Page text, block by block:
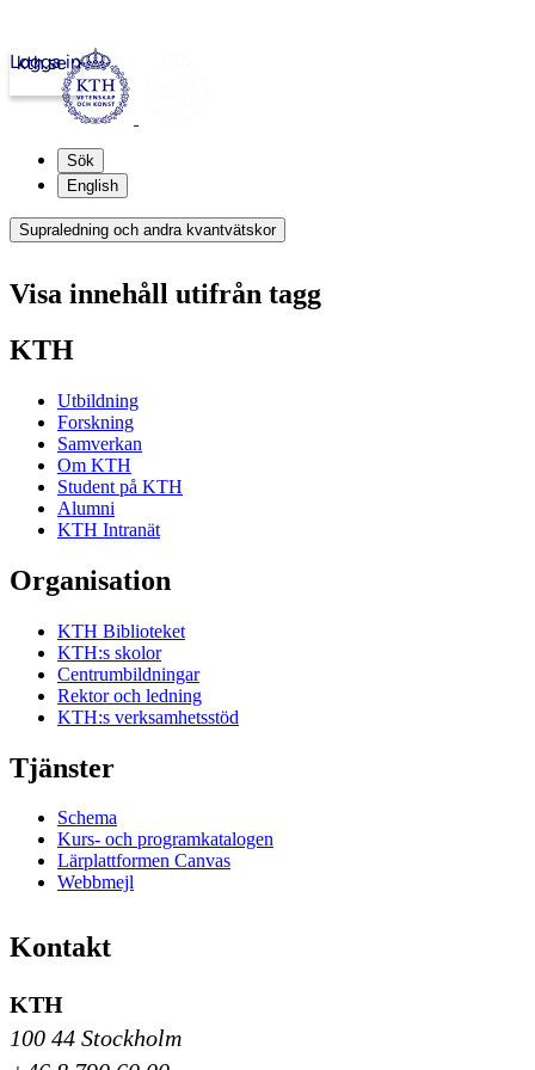
kth.se
Logga in
Sök
English
Supraledning och andra kvantvätskor
Visa innehåll utifrån tagg
KTH
Utbildning
Forskning
Samverkan
Om KTH
Student på KTH
Alumni
KTH Intranät
Organisation
KTH Biblioteket
KTH:s skolor
Centrumbildningar
Rektor och ledning
KTH:s verksamhetsstöd
Tjänster
Schema
Kurs- och programkatalogen
Lärplattformen Canvas
Webbmejl
Kontakt
KTH
100 44 Stockholm